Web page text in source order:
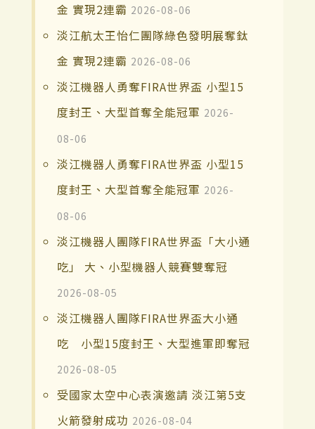
金 實現2連霸 2026-08-06
淡江航太王怡仁團隊綠色發明展奪鈦
金 實現2連霸 2026-08-06
淡江機器人勇奪FIRA世界盃 小型15
度封王、大型首奪全能冠軍 2026-
08-06
淡江機器人勇奪FIRA世界盃 小型15
度封王、大型首奪全能冠軍 2026-
08-06
淡江機器人團隊FIRA世界盃「大小通
吃」 大、小型機器人競賽雙奪冠
2026-08-05
淡江機器人團隊FIRA世界盃大小通
吃 小型15度封王、大型進軍即奪冠
2026-08-05
受國家太空中心表演邀請 淡江第5支
火箭發射成功 2026-08-04